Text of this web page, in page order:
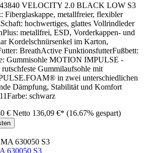
VELOCITY 2.0 BLACK LOW S3
Fiberglaskappe, metallfreier, flexibler
hochwertiges, glattes Vollrindleder
metallfrei, ESD, Vorderkappen- und
Kordelschnürsenkel im Karton,
BreathActive FunktionsfutterFußbett:
Gummisohle MOTION IMPULSE -
rutschfeste Gummilaufsohle mit
in zwei unterschiedlichen
Dämpfung, Stabilität und Komfort
schwarz
€ Netto 136,09 €* (16.67% gespart)
630050 S3